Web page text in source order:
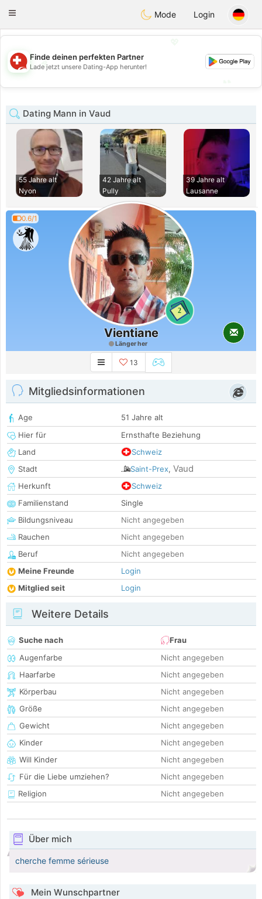
Suissi
Toggle
Mode Login
💖
💕
Finde deinen perfekten Partner
Lade jetzt unsere Dating-App herunter!
Dating Mann in Vaud
55 Jahre alt
Nyon
42 Jahre alt
Pully
39 Jahre alt
Lausanne
0.6/1
2
Vientiane
Länger her
13
Mitgliedsinformationen
Age
51 Jahre alt
Hier für
Ernsthafte Beziehung
Land
Schweiz
Stadt
Saint-Prex, Vaud
Herkunft
Schweiz
Familienstand
Single
Bildungsniveau
Nicht angegeben
Rauchen
Nicht angegeben
Beruf
Nicht angegeben
Meine Freunde
Login
Mitglied seit
Login
Weitere Details
Suche nach
Frau
Augenfarbe
Nicht angegeben
Haarfarbe
Nicht angegeben
Körperbau
Nicht angegeben
Größe
Nicht angegeben
Gewicht
Nicht angegeben
Kinder
Nicht angegeben
Will Kinder
Nicht angegeben
Für die Liebe umziehen?
Nicht angegeben
Religion
Nicht angegeben
Über mich
cherche femme sérieuse
Mein Wunschpartner